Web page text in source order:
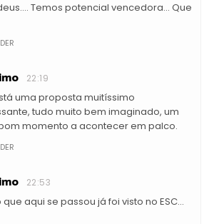
Temos potencial vencedora... Que
22:19
uma proposta muitíssimo
tudo muito bem imaginado, um
momento a acontecer em palco.
22:53
que aqui se passou já foi visto no ESC...